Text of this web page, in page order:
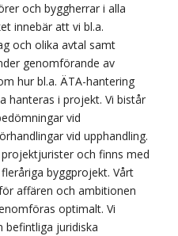
och byggherrar i alla
innebär att vi bl.a.
och olika avtal samt
genomförande av
hur bl.a. ÄTA-hantering
hanteras i projekt. Vi bistår
vid
vid upphandling.
och finns med
byggprojekt. Vårt
affären och ambitionen
optimalt. Vi
befintliga juridiska